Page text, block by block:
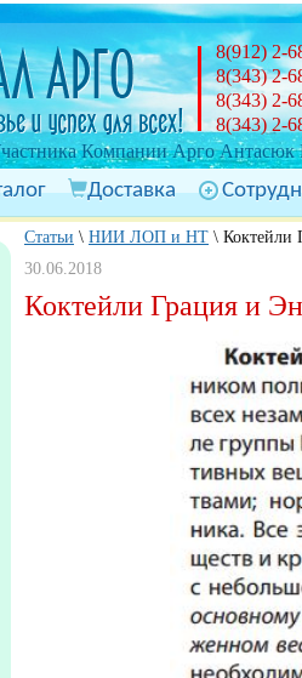
Компании Арго
8(912) 2-
8(343) 2-
8(343) 2-
8(343) 2-
Доставка
Статьи \ НИИ ЛОП и НТ \ Коктейли
30.06.2018
Коктейли Грация и